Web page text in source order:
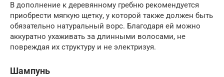
В дополнение к деревянному гребню рекомендуется
приобрести мягкую щетку, у которой также должен быть
обязательно натуральный ворс. Благодаря ей можно
аккуратно ухаживать за длинными волосами, не
повреждая их структуру и не электризуя.
Шампунь